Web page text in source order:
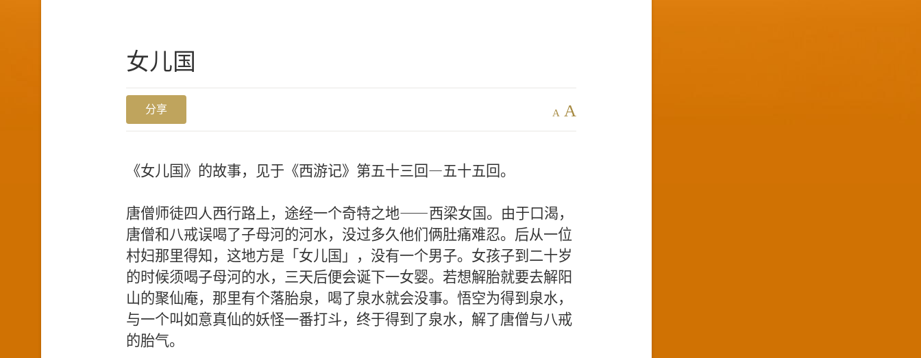
女儿国
分享 A A
《女儿国》的故事，见于《西游记》第五十三回—五十五回。
唐僧师徒四人西行路上，途经一个奇特之地——西梁女国。由于口渴，
唐僧和八戒误喝了子母河的河水，没过多久他们俩肚痛难忍。后从一位
村妇那里得知，这地方是「女儿国」，没有一个男子。女孩子到二十岁
的时候须喝子母河的水，三天后便会诞下一女婴。若想解胎就要去解阳
山的聚仙庵，那里有个落胎泉，喝了泉水就会没事。悟空为得到泉水，
与一个叫如意真仙的妖怪一番打斗，终于得到了泉水，解了唐僧与八戒
的胎气。